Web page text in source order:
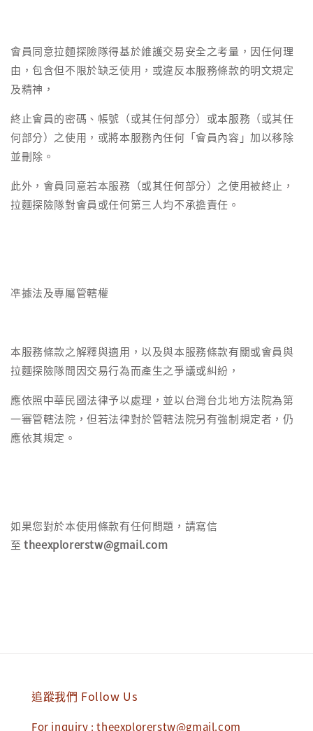
會員同意拉麵探險隊得基於維護交易安全之考量，因任何理
由，包含但不限於缺乏使用，或違反本服務條款的明文規定
及精神，
終止會員的密碼、帳號（或其任何部分）或本服務（或其任
何部分）之使用，或將本服務內任何「會員內容」加以移除
並刪除。
此外，會員同意若本服務（或其任何部分）之使用被終止，
拉麵探險隊對會員或任何第三人均不承擔責任。
凖據法及專屬管轄權
本服務條款之解釋與適用，以及與本服務條款有關或會員與
拉麵探險隊間因交易行為而產生之爭議或糾紛，
應依照中華民國法律予以處理，並以台灣台北地方法院為第
一審管轄法院，但若法律對於管轄法院另有強制規定者，仍
應依其規定。
如果您對於本使用條款有任何問題，請寫信
至 theexplorerstw@gmail.com
追蹤我們 Follow Us
For inquiry : theexplorerstw@gmail.com